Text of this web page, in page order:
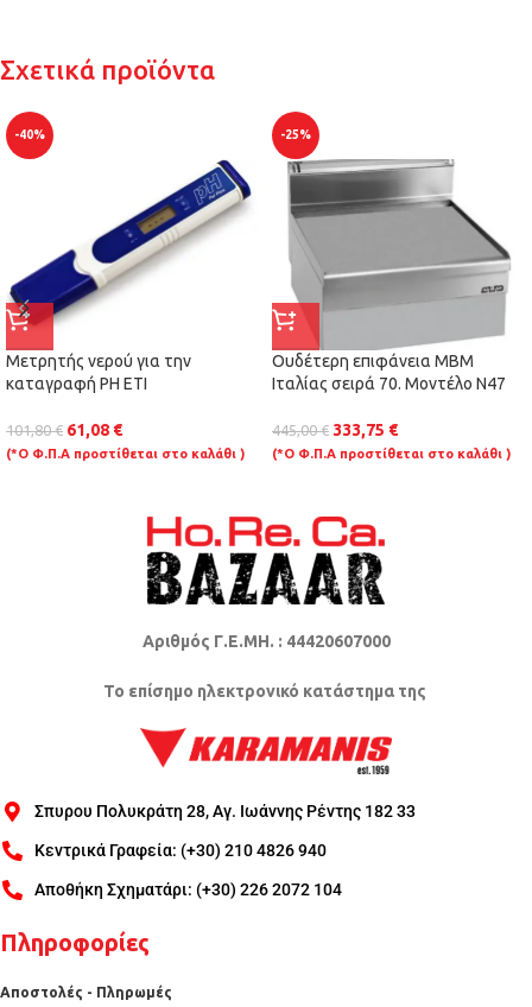
Σχετικά προϊόντα
-40%
Μετρητής νερού για την
καταγραφή PH ETI
101,80€ 61,08 €
(*Ο Φ.Π.Α προστίθεται στο καλάθι )
-25%
Ουδέτερη επιφάνεια ΜΒΜ
Ιταλίας σειρά 70. Μοντέλο N47
445,00€ 333,75 €
(*Ο Φ.Π.Α προστίθεται στο καλάθι )
Αριθμός Γ.Ε.ΜΗ. : 44420607000
Το επίσημο ηλεκτρονικό κατάστημα της
Σπυρου Πολυκράτη 28, Αγ. Ιωάννης Ρέντης 182 33
Κεντρικά Γραφεία: (+30) 210 4826 940
Αποθήκη Σχηματάρι: (+30) 226 2072 104
Πληροφορίες
Αποστολές - Πληρωμές